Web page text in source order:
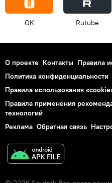
OK Rutube
О проекте Контакты Правила
Политика конфиденциальности
Правила использования
Правила применения
технологий
Реклама Обратная связь